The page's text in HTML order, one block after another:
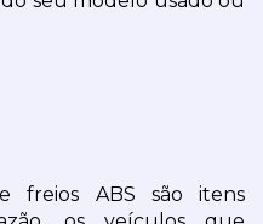
freios ABS são itens